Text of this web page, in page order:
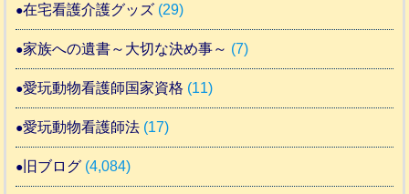
在宅看護介護グッズ (29)
家族への遺書～大切な決め事～ (7)
愛玩動物看護師国家資格 (11)
愛玩動物看護師法 (17)
旧ブログ (4,084)